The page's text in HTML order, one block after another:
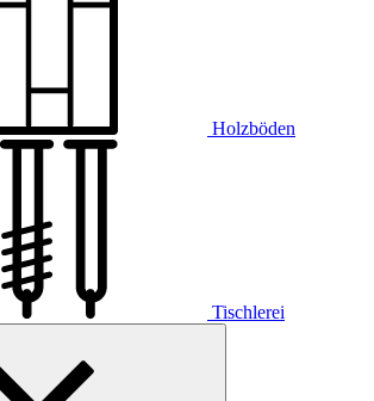
Holzböden
Tischlerei